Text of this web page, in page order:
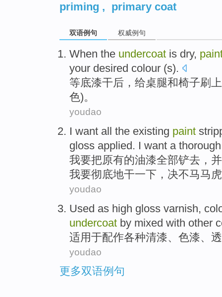
priming , primary coat
双语例句 权威例句
When the undercoat is dry,
your desired colour (s).
等底漆干后 ， 给桌腿和椅子刷 上
色)。
youdao
I want all the existing paint
gloss applied. I want a
我要把原有的油漆全部铲去， 并
我要彻底地干一下， 决不马马
youdao
Used as high gloss varnish,
undercoat by mixed with other
适用于配作各种清漆、 色漆、
youdao
更多双语例句